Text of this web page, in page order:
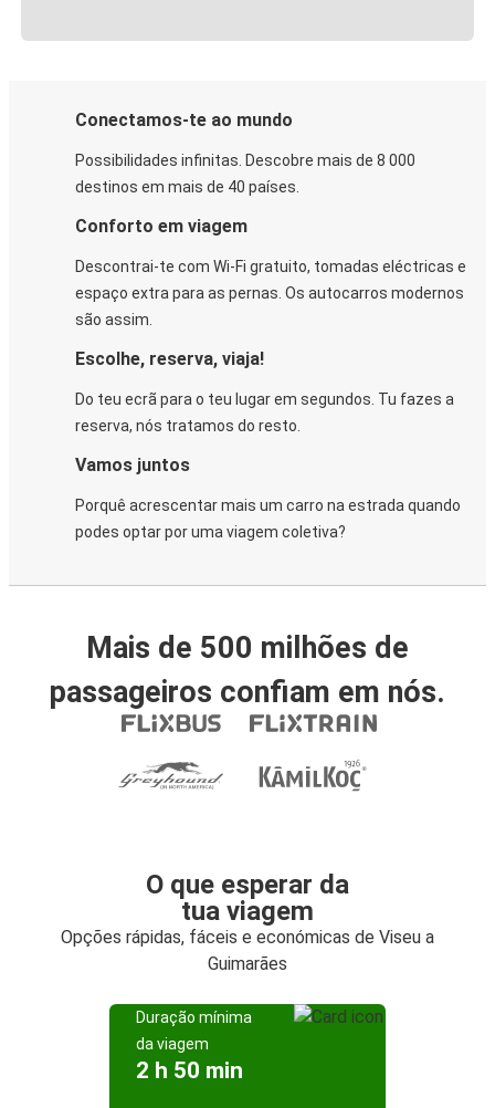
Conectamos-te ao mundo
Possibilidades infinitas. Descobre mais de 8 000
destinos em mais de 40 países.
Conforto em viagem
Descontrai-te com Wi-Fi gratuito, tomadas eléctricas e
espaço extra para as pernas. Os autocarros modernos
são assim.
Escolhe, reserva, viaja!
Do teu ecrã para o teu lugar em segundos. Tu fazes a
reserva, nós tratamos do resto.
Vamos juntos
Porquê acrescentar mais um carro na estrada quando
podes optar por uma viagem coletiva?
Mais de 500 milhões de
passageiros confiam em nós.
O que esperar da
tua viagem
Opções rápidas, fáceis e económicas de Viseu a
Guimarães
Duração mínima
da viagem
2 h 50 min